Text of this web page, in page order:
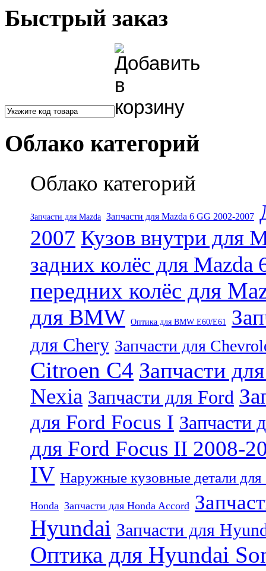
Быстрый заказ
Облако категорий
Облако категорий
Запчасти для Mazda Запчасти для Mazda 6 GG 2002-2007
2007 Кузов внутри для
задних колёс для
передних колёс для
для BMW Оптика для BMW E60/E61
для Chery Запчасти для
Citroen C4 Запчасти
Nexia Запчасти для Ford
для Ford Focus I Запчасти
для Ford Focus II 2008-
IV Наружные кузовные детали
Honda Запчасти для Honda Accord
Hyundai Запчасти для
Оптика для Hyundai